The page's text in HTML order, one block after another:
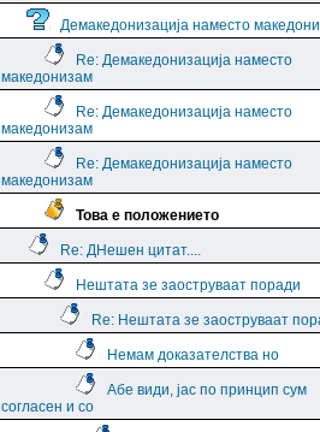
Демакедонизација наместо
Re: Демакедонизација наместо
македонизам
Re: Демакедонизација наместо
македонизам
Re: Демакедонизација наместо
македонизам
Това е положението
Re: ДНешен цитат....
Нештата зе заоструваат поради
Re: Нештата зе заоструваат
Немам доказателства но
Абе види, јас по принцип сум
согласен и со